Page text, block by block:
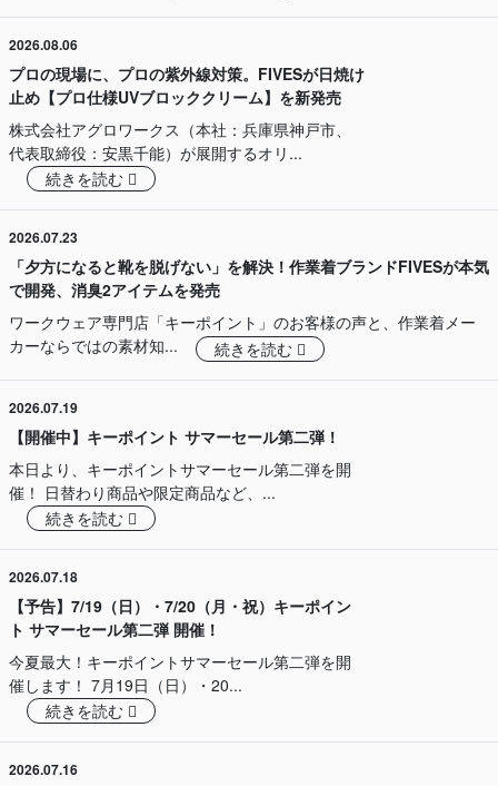
2026.08.06
プロの現場に、プロの紫外線対策。FIVESが日焼け
止め【プロ仕様UVブロッククリーム】を新発売
株式会社アグロワークス（本社：兵庫県神戸市、
代表取締役：安黒千能）が展開するオリ...
続きを読む
2026.07.23
「夕方になると靴を脱げない」を解決！作業着ブランドFIVESが本気
で開発、消臭2アイテムを発売
ワークウェア専門店「キーポイント」のお客様の声と、作業着メー
カーならではの素材知...
続きを読む
2026.07.19
【開催中】キーポイント サマーセール第二弾！
本日より、キーポイントサマーセール第二弾を開
催！ 日替わり商品や限定商品など、...
続きを読む
2026.07.18
【予告】7/19（日）・7/20（月・祝）キーポイン
ト サマーセール第二弾 開催！
今夏最大！キーポイントサマーセール第二弾を開
催します！ 7月19日（日）・20...
続きを読む
2026.07.16